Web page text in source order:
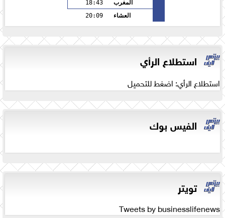
المغرب
18:43
العشاء
20:09
استطلاع الرأي
استطلاع الرأي: اضغط للتحميل
الفيس بوك
تويتر
Tweets by businesslifenews